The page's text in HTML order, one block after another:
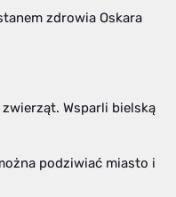
zdrowia Oskara
Wsparli bielską
podziwiać miasto i